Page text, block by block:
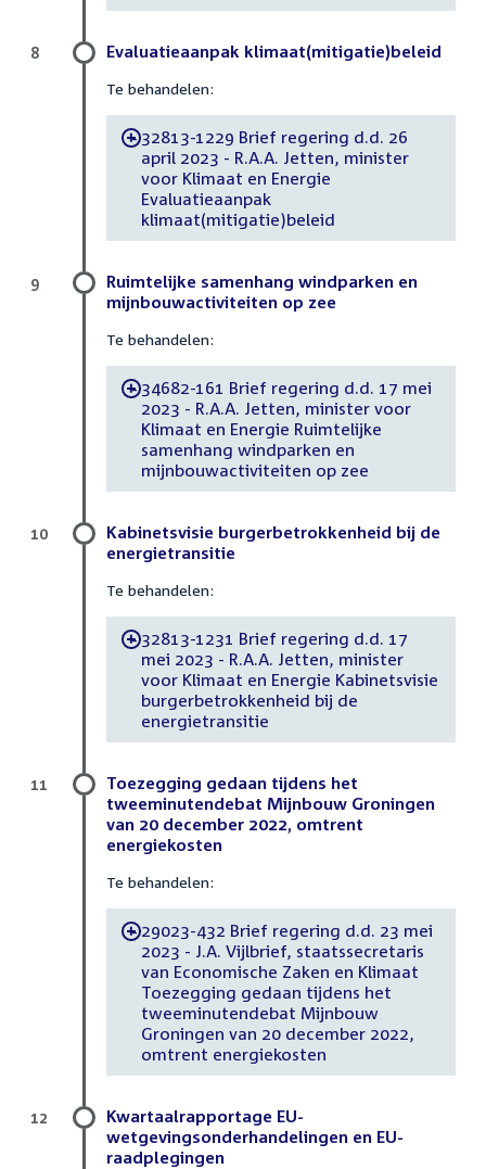
Evaluatieaanpak klimaat(mitigatie)beleid
Te behandelen:
-32813-1229 Brief regering d.d. 26
april 2023 - R.A.A. Jetten, minister
voor Klimaat en Energie
Evaluatieaanpak
klimaat(mitigatie)beleid
8
Ruimtelijke samenhang windparken en
mijnbouwactiviteiten op zee
Te behandelen:
-34682-161 Brief regering d.d. 17 mei
2023 - R.A.A. Jetten, minister voor
Klimaat en Energie Ruimtelijke
samenhang windparken en
mijnbouwactiviteiten op zee
9
Kabinetsvisie burgerbetrokkenheid bij de
energietransitie
Te behandelen:
-32813-1231 Brief regering d.d. 17
mei 2023 - R.A.A. Jetten, minister
voor Klimaat en Energie Kabinetsvisie
burgerbetrokkenheid bij de
energietransitie
10
Toezegging gedaan tijdens het
tweeminutendebat Mijnbouw Groningen
van 20 december 2022, omtrent
energiekosten
Te behandelen:
-29023-432 Brief regering d.d. 23 mei
2023 - J.A. Vijlbrief, staatssecretaris
van Economische Zaken en Klimaat
Toezegging gedaan tijdens het
tweeminutendebat Mijnbouw
Groningen van 20 december 2022,
omtrent energiekosten
11
Kwartaalrapportage EU-
wetgevingsonderhandelingen en EU-
raadplegingen
12